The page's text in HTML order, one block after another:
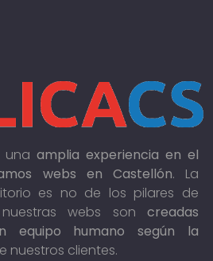
una amplia experiencia en el
webs en Castellón. La
es no de los pilares de
webs son creadas
equipo humano según la
nuestros clientes.